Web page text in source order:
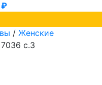
₽
/ Женские
с.3